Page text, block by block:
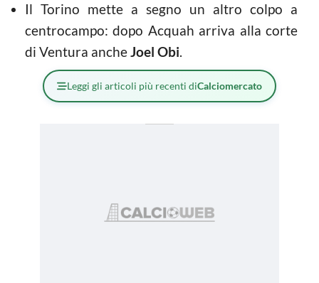
Il Torino mette a segno un altro colpo a
centrocampo: dopo Acquah arriva alla corte
di Ventura ancheJoel Obi.
Leggi gli articoli più recenti diCalciomercato